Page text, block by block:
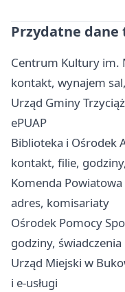
Przydatne dane
Centrum Kultury im.
kontakt, wynajem
Urząd Gminy
ePUAP
Biblioteka i Ośrodek
kontakt, filie,
Komenda
adres, komisariaty
Ośrodek Pomocy
godziny, świadczenia
Urząd Miejski w
i e-usługi